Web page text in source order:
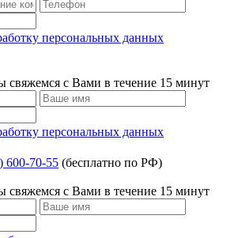
персональных данных
свяжемся с Вами в течение 15 минут
персональных данных
600-70-55 (бесплатно по РФ)
свяжемся с Вами в течение 15 минут